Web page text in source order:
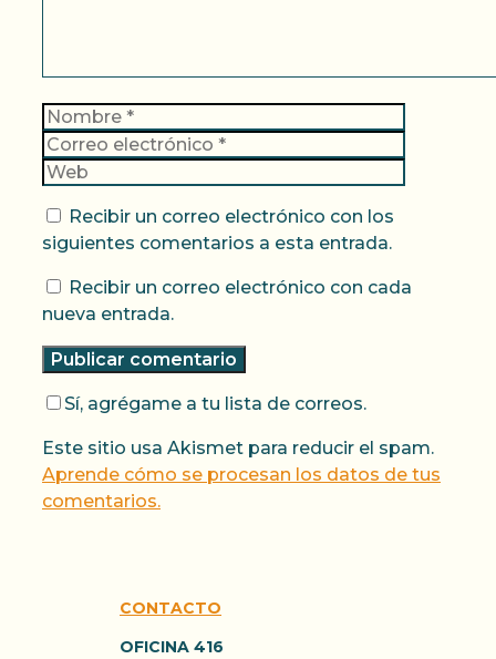
Nombre
Recibir un correo electrónico con los
siguientes comentarios a esta entrada.
Recibir un correo electrónico con cada
nueva entrada.
Sí, agrégame a tu lista de correos.
Este sitio usa Akismet para reducir el spam.
Aprende cómo se procesan los datos de tus
comentarios.
CONTACTO
OFICINA 416